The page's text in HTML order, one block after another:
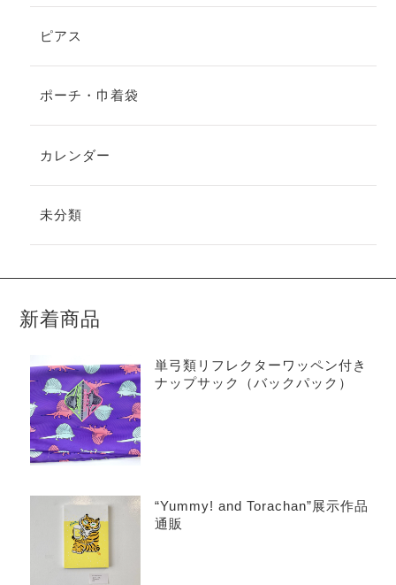
ピアス
ポーチ・巾着袋
カレンダー
未分類
新着商品
単弓類リフレクターワッペン付き
ナップサック（バックパック）
“Yummy! and Torachan”展示作品
通販